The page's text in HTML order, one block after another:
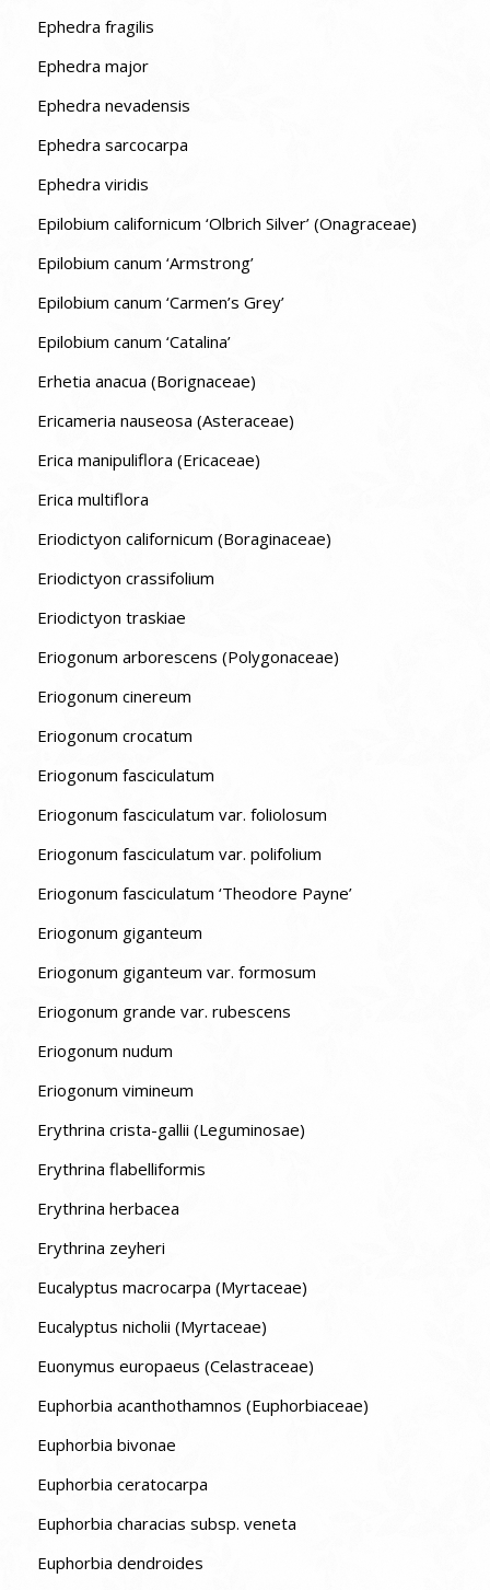
Ephedra fragilis
Ephedra major
Ephedra nevadensis
Ephedra sarcocarpa
Ephedra viridis
Epilobium californicum ‘Olbrich Silver’ (Onagraceae)
Epilobium canum ‘Armstrong’
Epilobium canum ‘Carmen’s Grey’
Epilobium canum ‘Catalina’
Erhetia anacua (Borignaceae)
Ericameria nauseosa (Asteraceae)
Erica manipuliflora (Ericaceae)
Erica multiflora
Eriodictyon californicum (Boraginaceae)
Eriodictyon crassifolium
Eriodictyon traskiae
Eriogonum arborescens (Polygonaceae)
Eriogonum cinereum
Eriogonum crocatum
Eriogonum fasciculatum
Eriogonum fasciculatum var. foliolosum
Eriogonum fasciculatum var. polifolium
Eriogonum fasciculatum ‘Theodore Payne’
Eriogonum giganteum
Eriogonum giganteum var. formosum
Eriogonum grande var. rubescens
Eriogonum nudum
Eriogonum vimineum
Erythrina crista-gallii (Leguminosae)
Erythrina flabelliformis
Erythrina herbacea
Erythrina zeyheri
Eucalyptus macrocarpa (Myrtaceae)
Eucalyptus nicholii (Myrtaceae)
Euonymus europaeus (Celastraceae)
Euphorbia acanthothamnos (Euphorbiaceae)
Euphorbia bivonae
Euphorbia ceratocarpa
Euphorbia characias subsp. veneta
Euphorbia dendroides